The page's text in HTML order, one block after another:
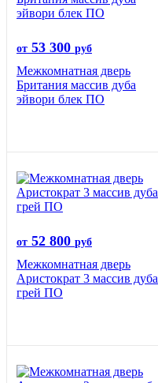
от 53 300 руб
Межкомнатная дверь
Британия массив дуба
эйвори блек ПО
от 52 800 руб
Межкомнатная дверь
Аристократ 3 массив дуба
грей ПО